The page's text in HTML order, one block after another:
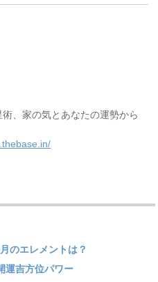
、家の気とあなたの運勢から
のエレメントは？
運吉方位パワー